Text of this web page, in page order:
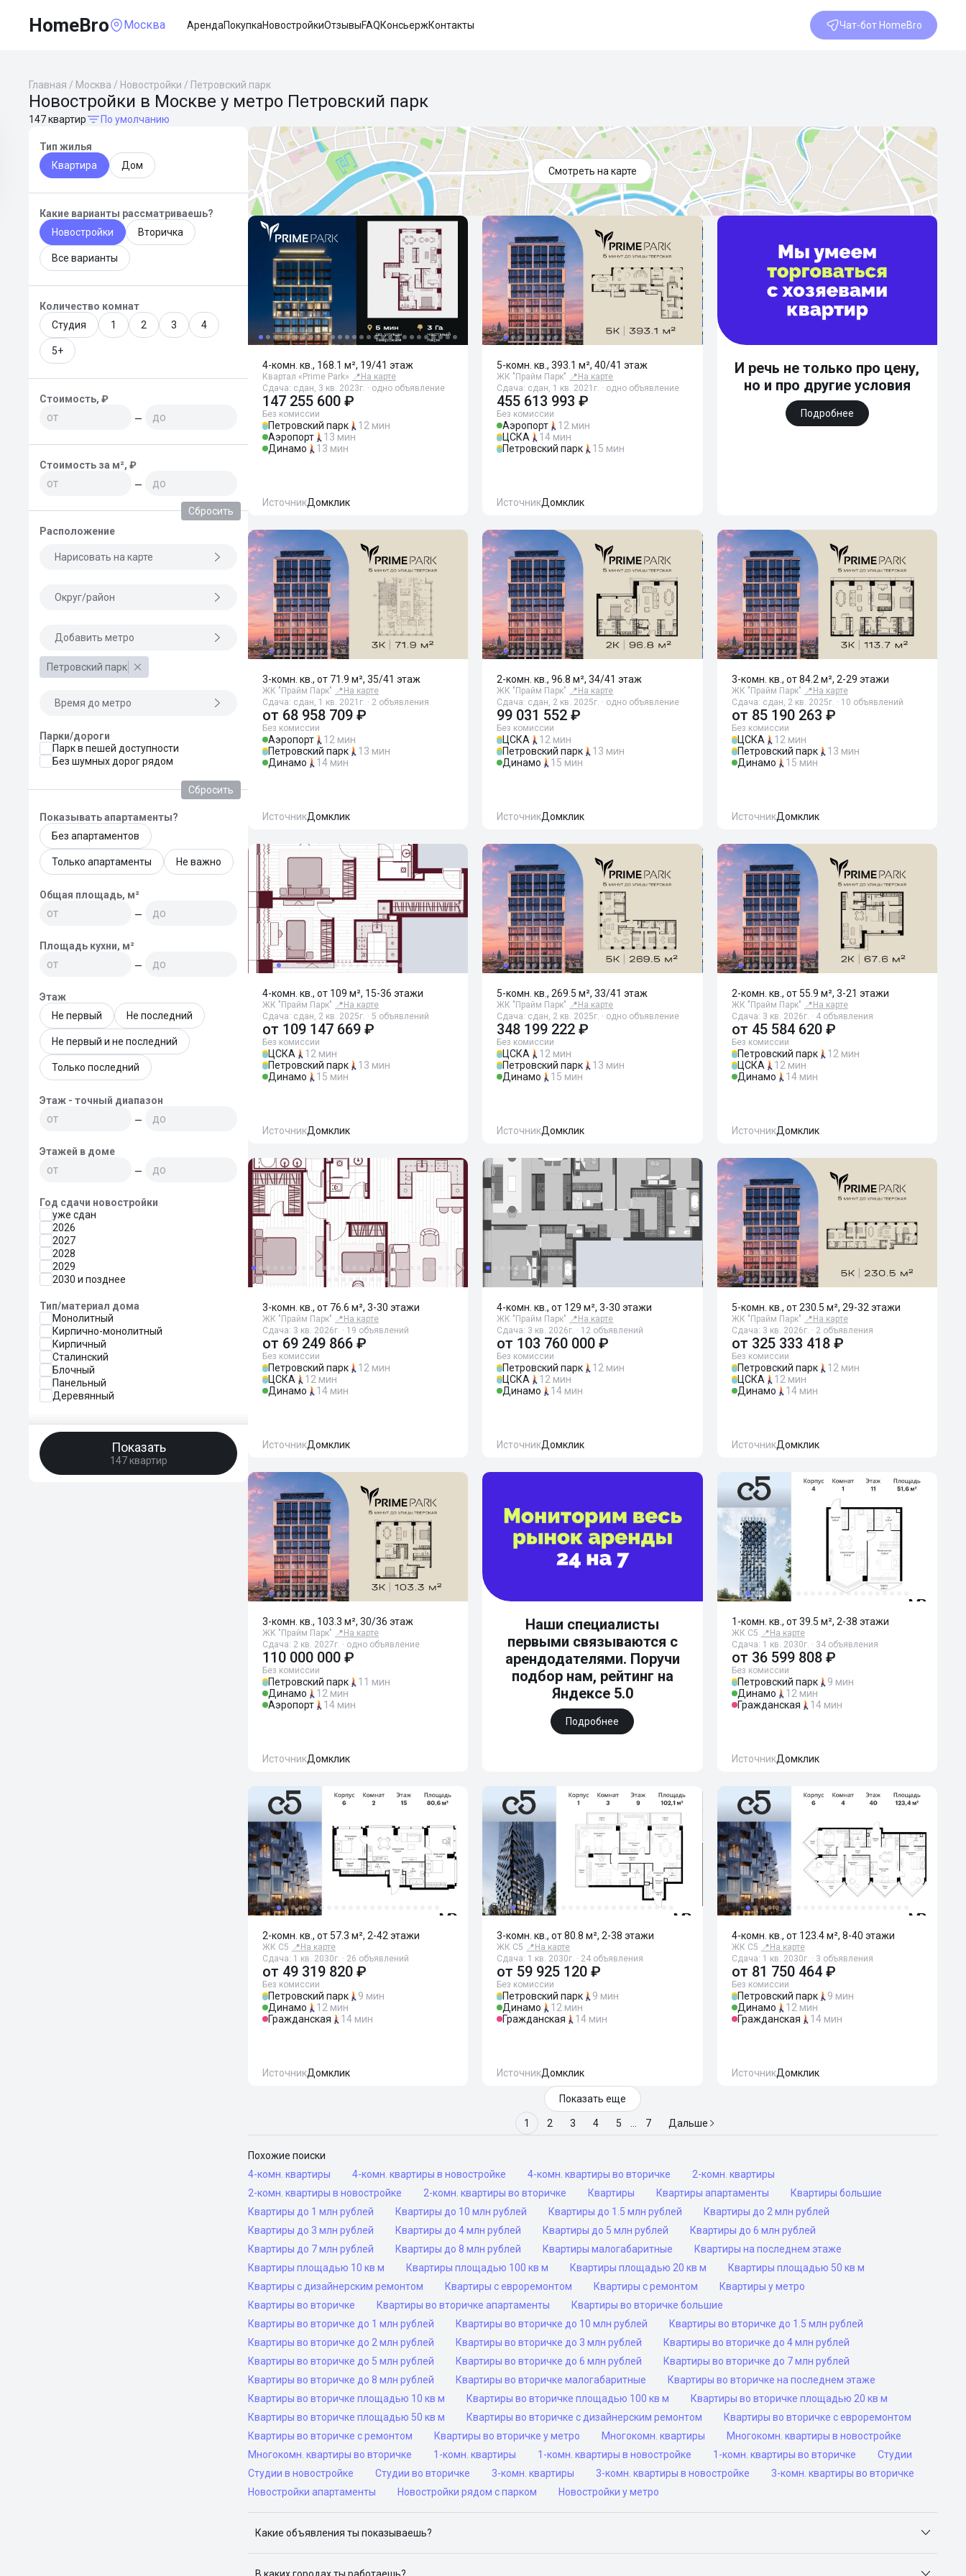
HomeBro Москва АрендаПокупкаНовостройкиОтзывыFAQКонсьержКонтакты Чат-бот HomeBro
Главная / Москва / Новостройки / Петровский парк
Новостройки в Москве у метро Петровский парк
147 квартир По умолчанию
Тип жилья
Квартира
Дом
Какие варианты рассматриваешь?
Новостройки
Вторичка
Все варианты
Количество комнат
Студия
1 2 3 4
5+
Стоимость, ₽
—
Стоимость за м², ₽
—
Сбросить
Расположение
Нарисовать на карте
Округ/район
Добавить метро
Петровский парк
Время до метро
Парки/дороги
Парк в пешей доступности
Без шумных дорог рядом
Сбросить
Показывать апартаменты?
Без апартаментов
Только апартаменты Не важно
Общая площадь, м²
—
Площадь кухни, м²
—
Этаж
Не первый
Не последний
Не первый и не последний
Только последний
Этаж - точный диапазон
—
Этажей в доме
—
Год сдачи новостройки
уже сдан
2026
2027
2028
2029
2030 и позднее
Тип/материал дома
Монолитный
Кирпично-монолитный
Кирпичный
Сталинский
Блочный
Панельный
Деревянный
Показать
147 квартир
Смотреть на карте
4-комн. кв., 168.1 м², 19/41 этаж
Квартал «Prime Park» 📍 На карте
Сдача: сдан, 3 кв. 2023г. · одно объявление
147 255 600 ₽
Без комиссии
Петровский парк
12 мин
Аэропорт
13 мин
Динамо
13 мин
ИсточникДомклик
5-комн. кв., 393.1 м², 40/41 этаж
ЖК "Прайм Парк" 📍 На карте
Сдача: сдан, 1 кв. 2021г. · одно объявление
455 613 993 ₽
Без комиссии
Аэропорт
12 мин
ЦСКА
14 мин
Петровский парк
15 мин
ИсточникДомклик
И речь не только про цену,
но и про другие условия
Подробнее
3-комн. кв., от 71.9 м², 35/41 этаж
ЖК "Прайм Парк" 📍 На карте
Сдача: сдан, 1 кв. 2021г. · 2 объявления
от 68 958 709 ₽
Без комиссии
Аэропорт
12 мин
Петровский парк
13 мин
Динамо
14 мин
ИсточникДомклик
2-комн. кв., 96.8 м², 34/41 этаж
ЖК "Прайм Парк" 📍 На карте
Сдача: сдан, 2 кв. 2025г. · одно объявление
99 031 552 ₽
Без комиссии
ЦСКА
12 мин
Петровский парк
13 мин
Динамо
15 мин
ИсточникДомклик
3-комн. кв., от 84.2 м², 2-29 этажи
ЖК "Прайм Парк" 📍 На карте
Сдача: сдан, 2 кв. 2025г. · 10 объявлений
от 85 190 263 ₽
Без комиссии
ЦСКА
12 мин
Петровский парк
13 мин
Динамо
15 мин
ИсточникДомклик
4-комн. кв., от 109 м², 15-36 этажи
ЖК "Прайм Парк" 📍 На карте
Сдача: сдан, 2 кв. 2025г. · 5 объявлений
от 109 147 669 ₽
Без комиссии
ЦСКА
12 мин
Петровский парк
13 мин
Динамо
15 мин
ИсточникДомклик
5-комн. кв., 269.5 м², 33/41 этаж
ЖК "Прайм Парк" 📍 На карте
Сдача: сдан, 2 кв. 2025г. · одно объявление
348 199 222 ₽
Без комиссии
ЦСКА
12 мин
Петровский парк
13 мин
Динамо
15 мин
ИсточникДомклик
2-комн. кв., от 55.9 м², 3-21 этажи
ЖК "Прайм Парк" 📍 На карте
Сдача: 3 кв. 2026г. · 4 объявления
от 45 584 620 ₽
Без комиссии
Петровский парк
12 мин
ЦСКА
12 мин
Динамо
14 мин
ИсточникДомклик
3-комн. кв., от 76.6 м², 3-30 этажи
ЖК "Прайм Парк" 📍 На карте
Сдача: 3 кв. 2026г. · 19 объявлений
от 69 249 866 ₽
Без комиссии
Петровский парк
12 мин
ЦСКА
12 мин
Динамо
14 мин
ИсточникДомклик
4-комн. кв., от 129 м², 3-30 этажи
ЖК "Прайм Парк" 📍 На карте
Сдача: 3 кв. 2026г. · 12 объявлений
от 103 760 000 ₽
Без комиссии
Петровский парк
12 мин
ЦСКА
12 мин
Динамо
14 мин
ИсточникДомклик
5-комн. кв., от 230.5 м², 29-32 этажи
ЖК "Прайм Парк" 📍 На карте
Сдача: 3 кв. 2026г. · 2 объявления
от 325 333 418 ₽
Без комиссии
Петровский парк
12 мин
ЦСКА
12 мин
Динамо
14 мин
ИсточникДомклик
3-комн. кв., 103.3 м², 30/36 этаж
ЖК "Прайм Парк" 📍 На карте
Сдача: 2 кв. 2027г. · одно объявление
110 000 000 ₽
Без комиссии
Петровский парк
11 мин
Динамо
12 мин
Аэропорт
14 мин
ИсточникДомклик
Наши специалисты
первыми связываются с
арендодателями. Поручи
подбор нам, рейтинг на
Яндексе 5.0
Подробнее
1-комн. кв., от 39.5 м², 2-38 этажи
ЖК С5 📍 На карте
Сдача: 1 кв. 2030г. · 34 объявления
от 36 599 808 ₽
Без комиссии
Петровский парк
9 мин
Динамо
12 мин
Гражданская
14 мин
ИсточникДомклик
2-комн. кв., от 57.3 м², 2-42 этажи
ЖК С5 📍 На карте
Сдача: 1 кв. 2030г. · 26 объявлений
от 49 319 820 ₽
Без комиссии
Петровский парк
9 мин
Динамо
12 мин
Гражданская
14 мин
ИсточникДомклик
3-комн. кв., от 80.8 м², 2-38 этажи
ЖК С5 📍 На карте
Сдача: 1 кв. 2030г. · 24 объявления
от 59 925 120 ₽
Без комиссии
Петровский парк
9 мин
Динамо
12 мин
Гражданская
14 мин
ИсточникДомклик
4-комн. кв., от 123.4 м², 8-40 этажи
ЖК С5 📍 На карте
Сдача: 1 кв. 2030г. · 3 объявления
от 81 750 464 ₽
Без комиссии
Петровский парк
9 мин
Динамо
12 мин
Гражданская
14 мин
ИсточникДомклик
Показать еще
1 2 3 4 5 7 Дальше
Похожие поиски
4-комн. квартиры
4-комн. квартиры в новостройке 4-комн. квартиры во вторичке
2-комн. квартиры
2-комн. квартиры в новостройке
2-комн. квартиры во вторичке Квартиры Квартиры апартаменты
Квартиры большие
Квартиры до 1 млн рублей
Квартиры до 10 млн рублей Квартиры до 1.5 млн рублей
Квартиры до 2 млн рублей
Квартиры до 3 млн рублей
Квартиры до 4 млн рублей Квартиры до 5 млн рублей
Квартиры до 6 млн рублей
Квартиры до 7 млн рублей
Квартиры до 8 млн рублей Квартиры малогабаритные
Квартиры на последнем этаже
Квартиры площадью 10 кв м
Квартиры площадью 100 кв м Квартиры площадью 20 кв м
Квартиры площадью 50 кв м
Квартиры с дизайнерским ремонтом
Квартиры с евроремонтом Квартиры с ремонтом
Квартиры у метро
Квартиры во вторичке
Квартиры во вторичке апартаменты
Квартиры во вторичке большие
Квартиры во вторичке до 1 млн рублей
Квартиры во вторичке до 10 млн рублей
Квартиры во вторичке до 1.5 млн рублей
Квартиры во вторичке до 2 млн рублей
Квартиры во вторичке до 3 млн рублей
Квартиры во вторичке до 4 млн рублей
Квартиры во вторичке до 5 млн рублей
Квартиры во вторичке до 6 млн рублей
Квартиры во вторичке до 7 млн рублей
Квартиры во вторичке до 8 млн рублей
Квартиры во вторичке малогабаритные
Квартиры во вторичке на последнем этаже
Квартиры во вторичке площадью 10 кв м
Квартиры во вторичке площадью 100 кв м
Квартиры во вторичке площадью 20 кв м
Квартиры во вторичке площадью 50 кв м
Квартиры во вторичке с дизайнерским ремонтом
Квартиры во вторичке с евроремонтом
Квартиры во вторичке с ремонтом
Квартиры во вторичке у метро Многокомн. квартиры
Многокомн. квартиры в новостройке
Многокомн. квартиры во вторичке
1-комн. квартиры 1-комн. квартиры в новостройке 1-комн. квартиры во вторичке
Студии
Студии в новостройке
Студии во вторичке 3-комн. квартиры 3-комн. квартиры в новостройке
3-комн. квартиры во вторичке
Новостройки апартаменты
Новостройки рядом с парком Новостройки у метро
Какие объявления ты показываешь?